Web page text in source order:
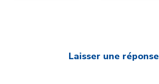
Laisser une réponse